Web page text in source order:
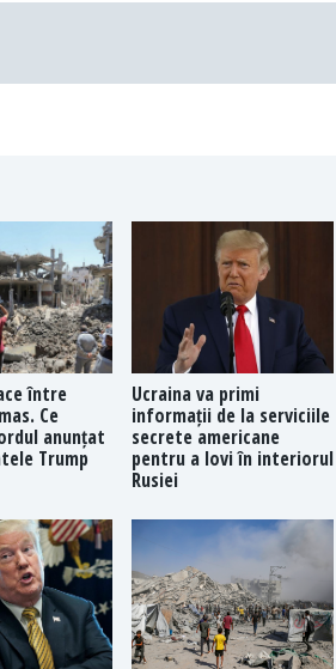
între
Ce
anunțat
Trump
Ucraina va primi
informații de la serviciile
secrete americane
pentru a lovi în interiorul
Rusiei